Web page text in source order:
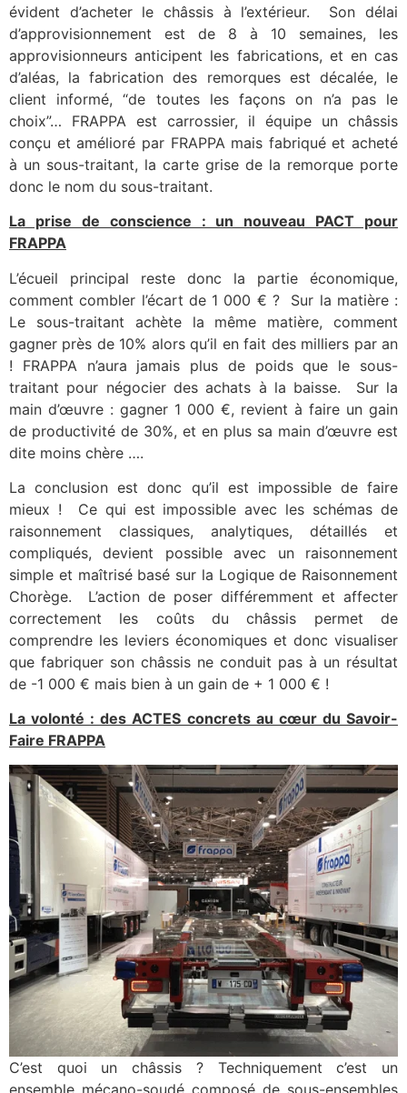
évident d’acheter le châssis à l’extérieur. Son délai
d’approvisionnement est de 8 à 10 semaines, les
approvisionneurs anticipent les fabrications, et en cas
d’aléas, la fabrication des remorques est décalée, le
client informé, “de toutes les façons on n’a pas le
choix”… FRAPPA est carrossier, il équipe un châssis
conçu et amélioré par FRAPPA mais fabriqué et acheté
à un sous-traitant, la carte grise de la remorque porte
donc le nom du sous-traitant.
La prise de conscience : un nouveau PACT pour
FRAPPA
L’écueil principal reste donc la partie économique,
comment combler l’écart de 1 000 € ? Sur la matière :
Le sous-traitant achète la même matière, comment
gagner près de 10% alors qu’il en fait des milliers par an
! FRAPPA n’aura jamais plus de poids que le sous-
traitant pour négocier des achats à la baisse. Sur la
main d’œuvre : gagner 1 000 €, revient à faire un gain
de productivité de 30%, et en plus sa main d’œuvre est
dite moins chère ….
La conclusion est donc qu’il est impossible de faire
mieux ! Ce qui est impossible avec les schémas de
raisonnement classiques, analytiques, détaillés et
compliqués, devient possible avec un raisonnement
simple et maîtrisé basé sur la Logique de Raisonnement
Chorège. L’action de poser différemment et affecter
correctement les coûts du châssis permet de
comprendre les leviers économiques et donc visualiser
que fabriquer son châssis ne conduit pas à un résultat
de -1 000 € mais bien à un gain de + 1 000 € !
La volonté : des ACTES concrets au cœur du Savoir-
Faire FRAPPA
C’est quoi un châssis ? Techniquement c’est un